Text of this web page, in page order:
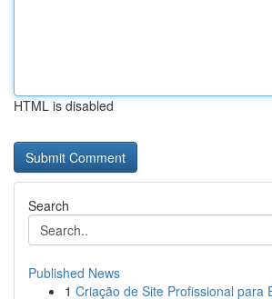
HTML is disabled
Search
Published News
1 Criação de Site Profissional para